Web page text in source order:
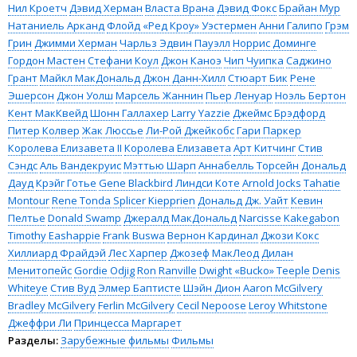
Нил Кроетч Дэвид Херман Власта Врана Дэвид ФоксБрайан Мур
Натаниель АркандФлойд «Ред Кроу» Уэстермен Анни Галипо Грэм
Грин Джимми Херман Чарльз Эдвин Пауэлл Норрис Доминге
Гордон Мастен Стефани Коул Джон Каноэ Чип Чуипка Саджино
ГрантМайкл МакДональдДжон Данн-Хилл Стюарт Бик Рене
Эшерсон Джон Уолш Марсель Жаннин Пьер Ленуар Ноэль Бертон
Кент МакКвейдШонн Галлахер Larry Yazzie Джеймс Брэдфорд
Питер Колвер Жак Люссье Ли-Рой ДжейкобсГари Паркер
Королева Елизавета II Королева Елизавета Арт КитчингСтив
СэндсАль ВандекруисМэттью Шарп Аннабелль Торсейн Дональд
ДаудКрэйг Готье Gene Blackbird Линдси Коте Arnold Jocks Tahatie
MontourRene Tonda Splicer Kiepprien Дональд Дж. УайтКевин
Пелтье Donald Swamp Джералд МакДональдNarcisse Kakegabon
Timothy Eashappie Frank Buswa Вернон Кардинал Джози Кокс
Хиллиард Фрайдэй Лес Харпер Джозеф МакЛеодДилан
МенитопейсGordie OdjigRon Ranville Dwight «Bucko» Teeple Denis
Whiteye Стив ВудЭлмер Баптисте Шэйн Дион Aaron McGilvery
Bradley McGilveryFerlin McGilveryCecil Nepoose Leroy Whitstone
Джеффри Ли Принцесса Маргарет
Разделы: Зарубежные фильмы Фильмы